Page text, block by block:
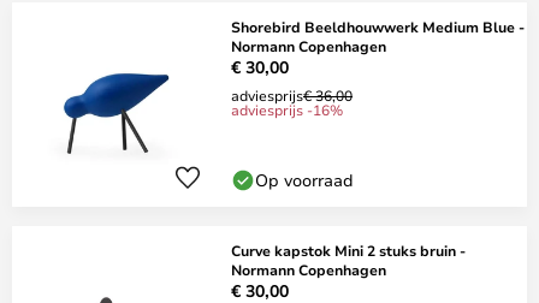
Shorebird Beeldhouwwerk Medium Blue -
Normann Copenhagen
€ 30,00
adviesprijs€ 36,00
adviesprijs -16%
Op voorraad
Curve kapstok Mini 2 stuks bruin -
Normann Copenhagen
€ 30,00